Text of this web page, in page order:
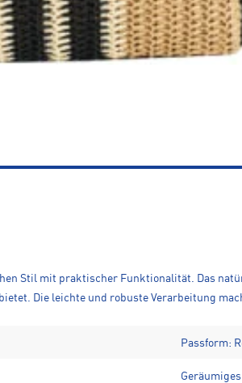
Stil mit praktischer Funktionalität. Das
Die leichte und robuste Verarbeitung
Passform: